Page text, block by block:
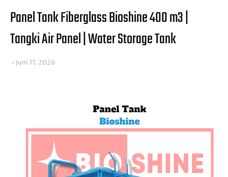
Panel Tank Fiberglass Bioshine 400 m3 |
Tangki Air Panel | Water Storage Tank
Juni 17, 2026